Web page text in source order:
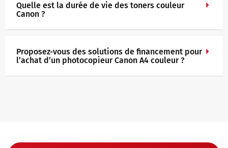
Quelle est la durée de vie des toners couleur
Canon ?
Proposez-vous des solutions de financement pour
l’achat d’un photocopieur Canon A4 couleur ?